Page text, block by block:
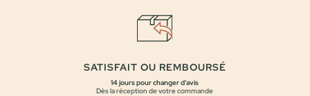
SATISFAIT OU REMBOURSÉ
14 jours pour changer d'avis
Dès la réception de votre commande